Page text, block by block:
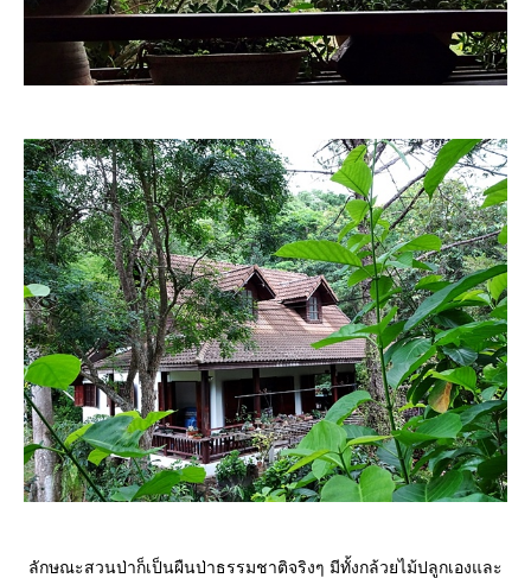
ลักษณะสวนป่าก็เป็นผืนป่าธรรมชาติจริงๆ มีทั้งกล้วยไม้ปลูกเองและ